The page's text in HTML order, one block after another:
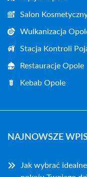
Salon
Wulkanizacja
Stacja Kontroli
Restauracje Opole
Kebab Opole
NAJNOWSZE
Jak wybrać